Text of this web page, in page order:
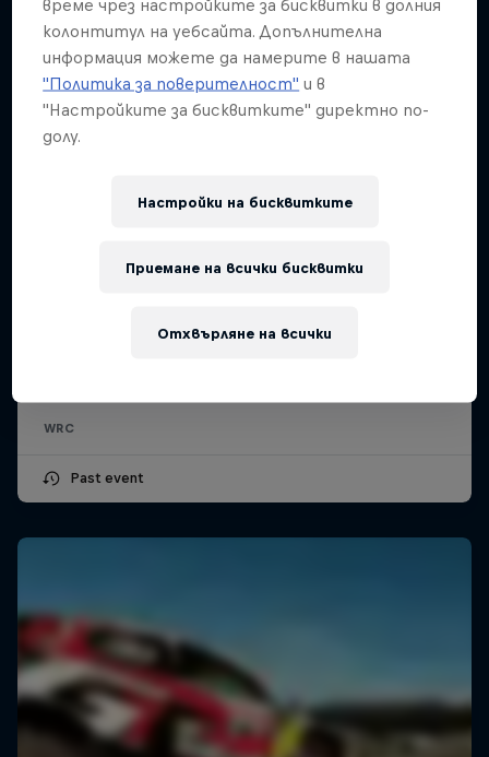
WRC
Past event
време чрез настройките за бисквитки в долния
колонтитул на уебсайта. Допълнителна
информация можете да намерите в нашата
"Политика за поверителност" и в
"Настройките за бисквитките" директно по-
долу.
Настройки на бисквитките
Отхвърляне на всички
Приемане на всички бисквитки